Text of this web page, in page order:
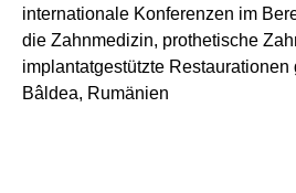
internationale Konferenzen im
die Zahnmedizin, prothetische
implantatgestützte Restaurationen
Bâldea, Rumänien